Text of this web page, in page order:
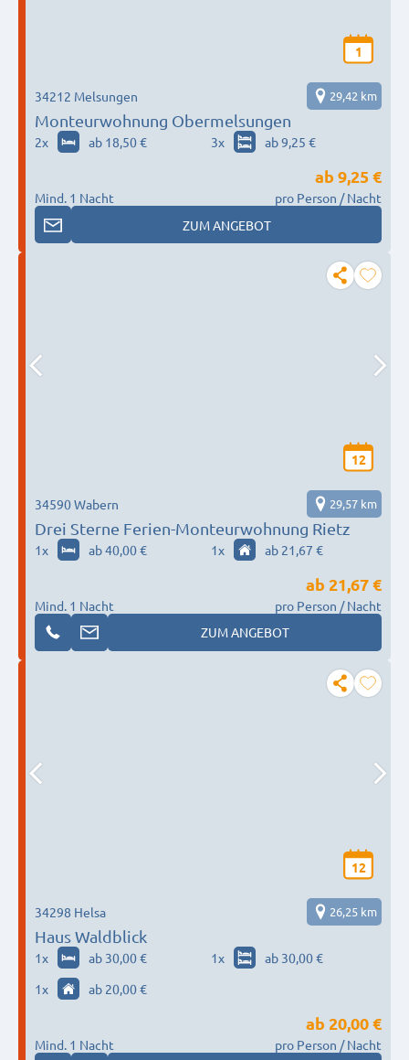
1
Monteurwohnung Obermelsungen
34212 Melsungen 29,42 km
2x ab 18,50 € 3x ab 9,25 €
Mind. 1 Nacht
ab 9,25 €
pro Person / Nacht
ZUM ANGEBOT
12
Drei Sterne Ferien-Monteurwohnung Rietz
34590 Wabern 29,57 km
1x ab 40,00 € 1x ab 21,67 €
Mind. 1 Nacht
ab 21,67 €
pro Person / Nacht
ZUM ANGEBOT
12
Haus Waldblick
34298 Helsa 26,25 km
1x ab 30,00 € 1x
ab 30,00 €
1x ab 20,00 €
Mind. 1 Nacht
ab 20,00 €
pro Person / Nacht